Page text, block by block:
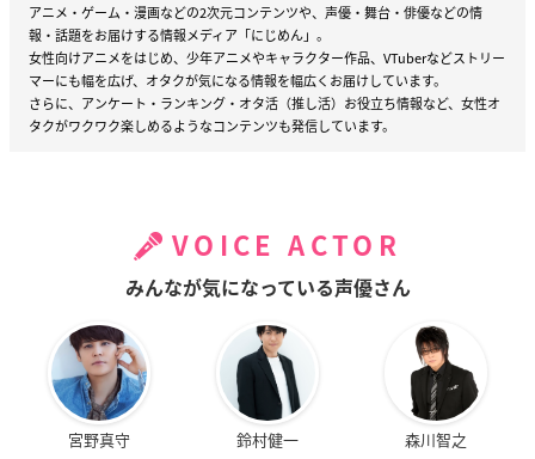
アニメ・ゲーム・漫画などの2次元コンテンツや、声優・舞台・俳優などの情
報・話題をお届けする情報メディア「にじめん」。
女性向けアニメをはじめ、少年アニメやキャラクター作品、VTuberなどストリー
マーにも幅を広げ、オタクが気になる情報を幅広くお届けしています。
さらに、アンケート・ランキング・オタ活（推し活）お役立ち情報など、女性オ
タクがワクワク楽しめるようなコンテンツも発信しています。
VOICE ACTOR
みんなが気になっている声優さん
宮野真守 鈴村健一 森川智之